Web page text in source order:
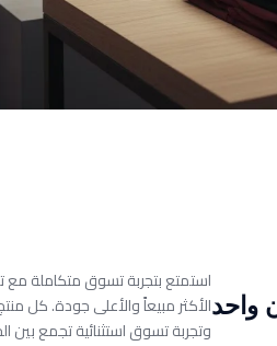
واحد
استمتع بتجربة تسوق متكاملة مع
الأكثر مبيعاً والأعلى جودة. كل
وتجربة تسوق استثنائية تجمع بين